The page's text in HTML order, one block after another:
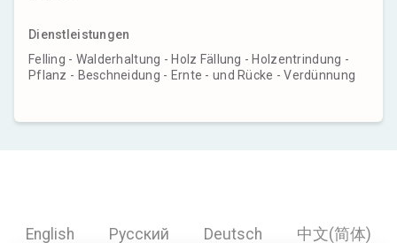
Dienstleistungen
Felling - Walderhaltung - Holz Fällung - Holzentrindung -
Pflanz - Beschneidung - Ernte - und Rücke - Verdünnung
English Русский Deutsch 中文(简体)